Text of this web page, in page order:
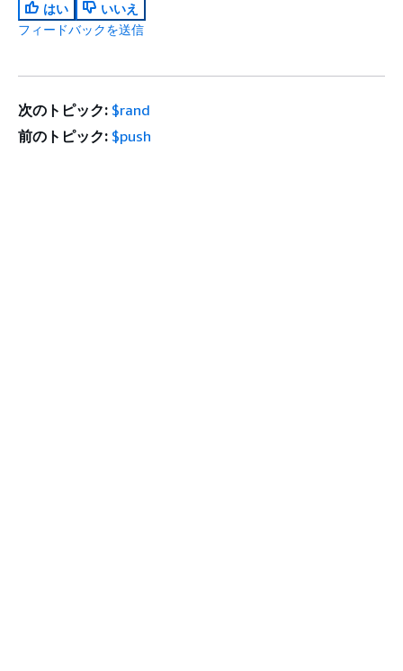
はい
いいえ
フィードバックを送信
次のトピック: $rand
前のトピック: $push